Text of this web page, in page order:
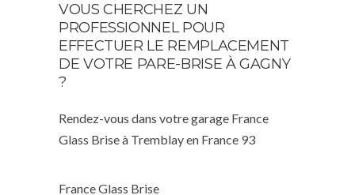
VOUS CHERCHEZ UN
PROFESSIONNEL POUR
EFFECTUER LE REMPLACEMENT
DE VOTRE PARE-BRISE À GAGNY
?
Rendez-vous dans votre garage France
Glass Brise à Tremblay en France 93
France Glass Brise